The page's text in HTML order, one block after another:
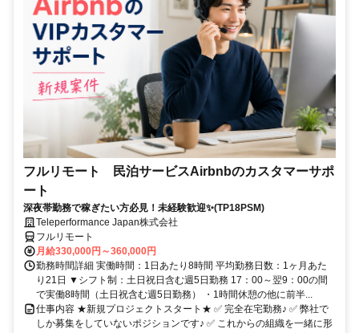
フルリモート 民泊サービスAirbnbのカスタマーサポ
ート
深夜帯勤務で稼ぎたい方必見！未経験歓迎✨(TP18PSM)
Teleperformance Japan株式会社
フルリモート
月給330,000円～360,000円
勤務時間詳細 実働時間：1日あたり8時間 平均勤務日数：1ヶ月あた
り21日 ▼シフト制：土日祝日含む週5日勤務 17：00～翌9：00の間
で実働8時間（土日祝含む週5日勤務） ・1時間休憩の他に前半...
仕事内容 ★新規プロジェクトスタート★ ✅ 完全在宅勤務♪ ✅ 弊社で
しか募集をしていないポジションです♪ ✅ これからの組織を一緒に形